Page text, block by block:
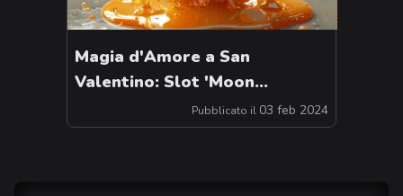
Magia d'Amore a San
Valentino: Slot 'Moon
Princess: Power of Love' 2024
Pubblicato il 03 feb 2024